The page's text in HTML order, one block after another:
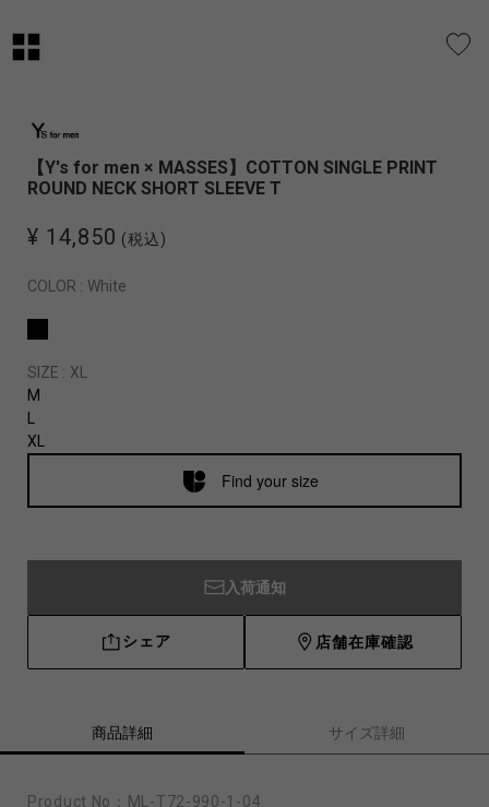
【Y's for men × MASSES】COTTON SINGLE PRINT
ROUND NECK SHORT SLEEVE T
¥ 14,850 (税込)
COLOR : White
SIZE : XL
M
L
XL
Find your size
入荷通知
シェア 店舗在庫確認
商品詳細 サイズ詳細
Product No： ML-T72-990-1-04